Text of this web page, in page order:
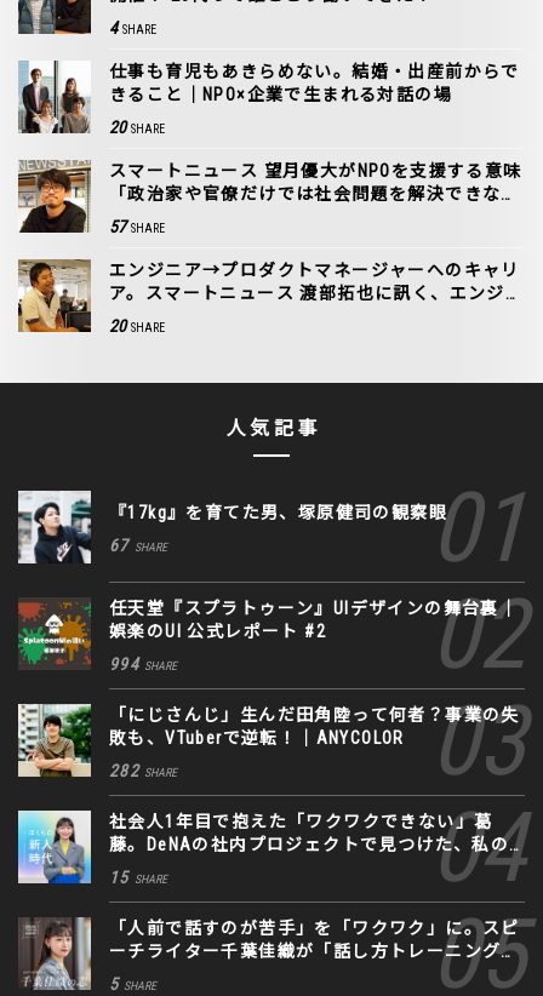
4 SHARE
仕事も育児もあきらめない。結婚・出産前からで
きること｜NPO×企業で生まれる対話の場
20 SHARE
スマートニュース 望月優大がNPOを支援する意味
「政治家や官僚だけでは社会問題を解決できな
い」
57 SHARE
エンジニア→プロダクトマネージャーへのキャリ
ア。スマートニュース 渡部拓也に訊く、エンジニ
ア出身者の可能性
20 SHARE
人気記事
『17kg』を育てた男、塚原健司の観察眼
67 SHARE
任天堂『スプラトゥーン』UIデザインの舞台裏｜
娯楽のUI 公式レポート #2
994 SHARE
「にじさんじ」生んだ田角陸って何者？事業の失
敗も、VTuberで逆転！｜ANYCOLOR
282 SHARE
社会人1年目で抱えた「ワクワクできない」葛
藤。DeNAの社内プロジェクトで見つけた、私の
生きる道
15 SHARE
「人前で話すのが苦手」を「ワクワク」に。スピ
ーチライター千葉佳織が「話し方トレーニング」
に込めた思い
5 SHARE